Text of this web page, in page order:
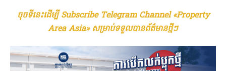
ចុចទីនេះដើម្បី Subscribe Telegram Channel «Property
Area Asia» សម្រាប់ទទួលបានព័ត៌មានថ្មីៗ